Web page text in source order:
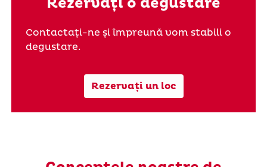
Rezervați o degustare
Contactați-ne și împreună vom stabili o
degustare.
Rezervați un loc